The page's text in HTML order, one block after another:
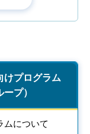
けプログラム
プ）
ムについて